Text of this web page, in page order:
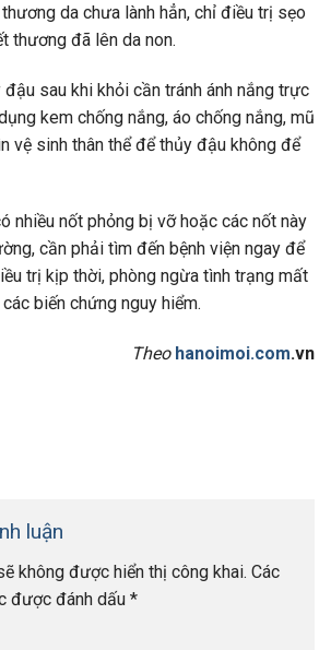
da chưa lành hẳn, chỉ điều trị sẹo
thương đã lên da non.
sau khi khỏi cần tránh ánh nắng trực
kem chống nắng, áo chống nắng, mũ
vệ sinh thân thể để thủy đậu không để
nhiều nốt phỏng bị vỡ hoặc các nốt này
cần phải tìm đến bệnh viện ngay để
trị kịp thời, phòng ngừa tình trạng mất
biến chứng nguy hiểm.
Theo hanoimoi.com.vn
luận
không được hiển thị công khai. Các
được đánh dấu *